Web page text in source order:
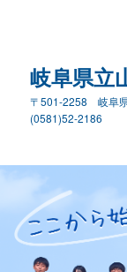
岐阜県立
〒501-2258 岐阜
(0581)52-2186